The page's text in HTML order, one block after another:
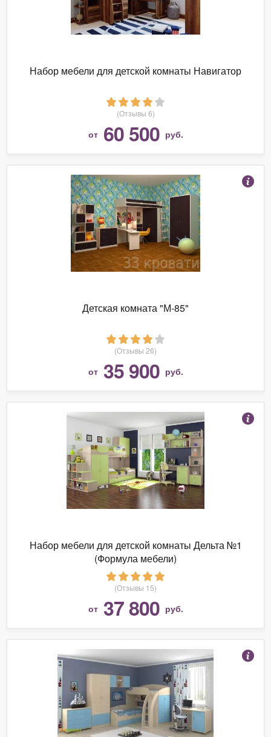
Набор мебели для детской комнаты Навигатор
(Отзывы 6)
от 60 500 руб.
Детская комната "М-85"
(Отзывы 26)
от 35 900 руб.
Набор мебели для детской комнаты Дельта №1
(Формула мебели)
(Отзывы 15)
от 37 800 руб.